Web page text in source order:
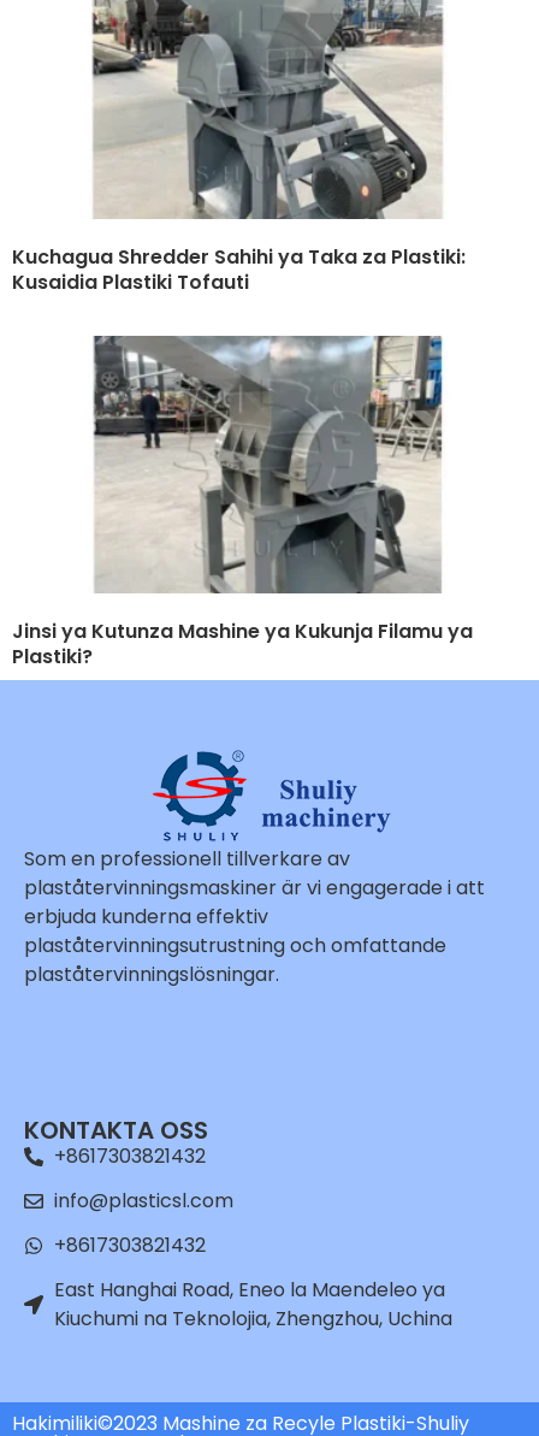
Kuchagua Shredder Sahihi ya Taka za Plastiki:
Kusaidia Plastiki Tofauti
Jinsi ya Kutunza Mashine ya Kukunja Filamu ya
Plastiki?
Som en professionell tillverkare av
plaståtervinningsmaskiner är vi engagerade i att
erbjuda kunderna effektiv
plaståtervinningsutrustning och omfattande
plaståtervinningslösningar.
KONTAKTA OSS
+8617303821432
info@plasticsl.com
+8617303821432
East Hanghai Road, Eneo la Maendeleo ya
Kiuchumi na Teknolojia, Zhengzhou, Uchina
Hakimiliki©2023 Mashine za Recyle Plastiki-Shuliy